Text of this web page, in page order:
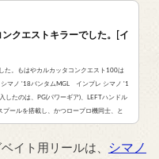
クエストキラーでした。[イ
た。もはやカルカッタコンクエスト100は
マノ '18バンタムMGL インプレ シマノ '1
したのは、PG(パワーギア)、LEFTハンドル
ールを搭載し、かつロープロ機同士、と
が多いバンタムMGL。そこでちょっと視点
イト用リールは、
シマノ